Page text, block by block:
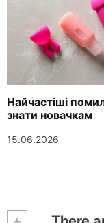
Найчастіші
знати новачкам
15.06.2026